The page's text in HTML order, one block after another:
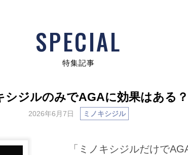
SPECIAL
特集記事
シジルのみでAGAに効果はある？
2026年6月7日 ミノキシジル
「ミノキシジルだけで